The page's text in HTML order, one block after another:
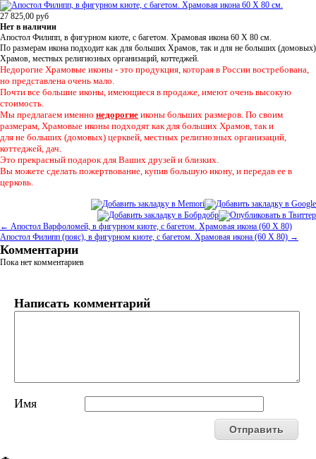
27 825,00 руб
Нет в наличии
Апостол Филипп, в фигурном киоте, с багетом. Храмовая икона 60 Х 80 см.
По размерам икона подходит как для больших Храмов, так и для не больших (домовых)
Храмов, местных религиозных организаций, коттеджей.
Недорогие Храмовые иконы - это продукция, которая в России востребована,
но представлена очень мало.
Почти все большие иконы, имеющиеся в продаже, имеют очень высокую
стоимость.
Мы предлагаем именно недорогие иконы больших размеров. По своим
размерам, Храмовые иконы подходят как для больших Храмов, так и
для не больших (домовых) церквей, местных религиозных организаций,
коттеджей, дач.
Это прекрасный подарок для Ваших друзей и близких.
Вы можете сделать пожертвование, купив большую икону, и передав ее в
церковь.
← Апостол Варфоломей, в фигурном киоте, с багетом. Храмовая икона (60 Х 80)
Апостол Филипп (пояс), в фигурном киоте, с багетом. Храмовая икона (60 Х 80) →
Комментарии
Пока нет комментариев
Написать комментарий
Имя